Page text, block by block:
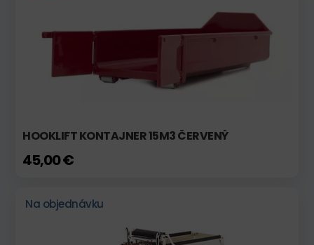
HOOKLIFT KONTAJNER 15M3 ČERVENÝ
45,00 €
Na objednávku